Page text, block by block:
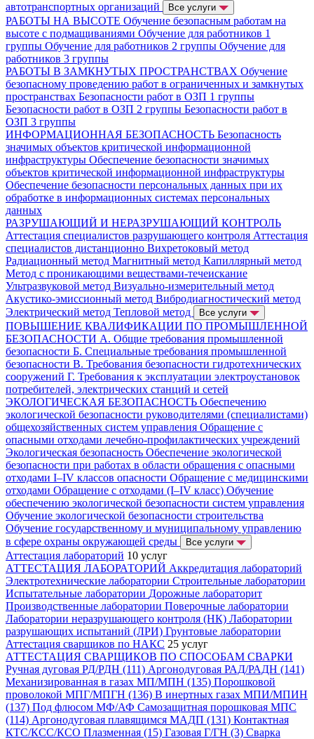
автотранспортных организаций
Все услуги
РАБОТЫ НА ВЫСОТЕ Обучение безопасным работам на
высоте с подмащиваниями Обучение для работников 1
группы Обучение для работников 2 группы Обучение для
работников 3 группы
РАБОТЫ В ЗАМКНУТЫХ ПРОСТРАНСТВАХ Обучение
безопасному проведению работ в ограниченных и замкнутых
пространствах Безопасности работ в ОЗП 1 группы
Безопасности работ в ОЗП 2 группы Безопасности работ в
ОЗП 3 группы
ИНФОРМАЦИОННАЯ БЕЗОПАСНОСТЬ Безопасность
значимых объектов критической информационной
инфраструктуры Обеспечение безопасности значимых
объектов критической информационной инфраструктуры
Обеспечение безопасности персональных данных при их
обработке в информационных системах персональных
данных
РАЗРУШАЮЩИЙ И НЕРАЗРУШАЮЩИЙ КОНТРОЛЬ
Аттестация специалистов разрушающего контроля Аттестация
специалистов дистанционно Вихретоковый метод
Радиационный метод Магнитный метод Капиллярный метод
Метод с проникающими веществами-течеискание
Ультразвуковой метод Визуально-измерительный метод
Акустико-эмиссионный метод Вибродиагностический метод
Электрический метод Тепловой метод Все услуги
ПОВЫШЕНИЕ КВАЛИФИКАЦИИ ПО ПРОМЫШЛЕННОЙ
БЕЗОПАСНОСТИ А. Общие требования промышленной
безопасности Б. Специальные требования промышленной
безопасности В. Требования безопасности гидротехнических
сооружений Г. Требования к эксплуатации электроустановок
потребителей, электрических станций и сетей
ЭКОЛОГИЧЕСКАЯ БЕЗОПАСНОСТЬ Обеспечению
экологической безопасности руководителями (специалистами)
общехозяйственных систем управления Обращение с
опасными отходами лечебно-профилактических учреждений
Экологическая безопасность Обеспечение экологической
безопасности при работах в области обращения с опасными
отходами I–IV классов опасности Обращение с медицинскими
отходами Обращение с отходами (I–IV класс) Обучение
обеспечению экологической безопасности систем управления
Обучение экологической безопасности строительства
Обучение государственному и муниципальному управлению
в сфере охраны окружающей среды
Все услуги
Аттестация лабораторий 10 услуг
АТТЕСТАЦИЯ ЛАБОРАТОРИЙ Аккредитация лабораторий
Электротехнические лаборатории Строительные лаборатории
Испытательные лаборатории Дорожные лабораторит
Производственные лаборатории Поверочные лаборатории
Лаборатории неразрушающего контроля (НК) Лаборатории
разрушающих испытаний (ЛРИ) Грунтовые лаборатории
Аттестация сварщиков по НАКС 25 услуг
АТТЕСТАЦИЯ СВАРЩИКОВ ПО СПОСОБАМ СВАРКИ
Ручная дуговая РД/РДН (111) Аргонодуговая РАД/РАДН (141)
Механизированная в газах МП/МПН (135) Порошковой
проволокой МПГ/МПГН (136) В инертных газах МПИ/МПИН
(137) Под флюсом МФ/АФ Самозащитная порошковая МПС
(114) Аргонодуговая плавящимся МАДП (131) Контактная
КТС/КСС/КСО Плазменная (15) Газовая Г/ГН (3) Сварка